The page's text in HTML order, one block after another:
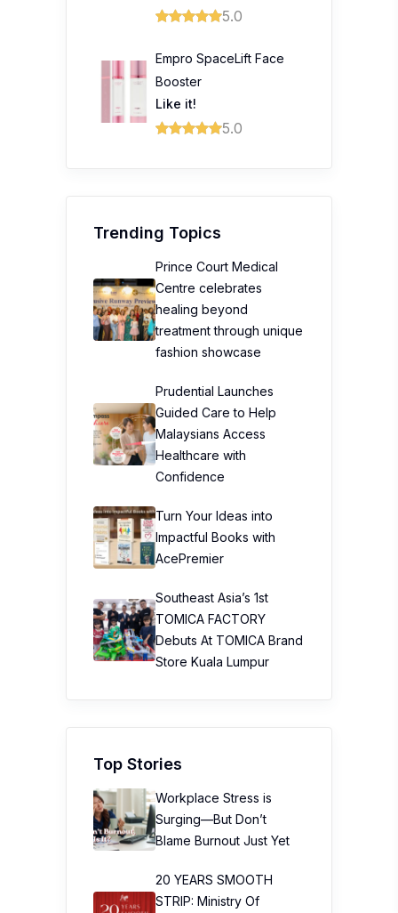
5.0
Empro SpaceLift Face
Booster
Like it!
5.0
Trending Topics
Prince Court Medical
Centre celebrates
healing beyond
treatment through unique
fashion showcase
Prudential Launches
Guided Care to Help
Malaysians Access
Healthcare with
Confidence
Turn Your Ideas into
Impactful Books with
AcePremier
Southeast Asia’s 1st
TOMICA FACTORY
Debuts At TOMICA Brand
Store Kuala Lumpur
Top Stories
Workplace Stress is
Surging—But Don’t
Blame Burnout Just Yet
20 YEARS SMOOTH
STRIP: Ministry Of